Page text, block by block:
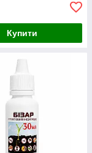
Купити